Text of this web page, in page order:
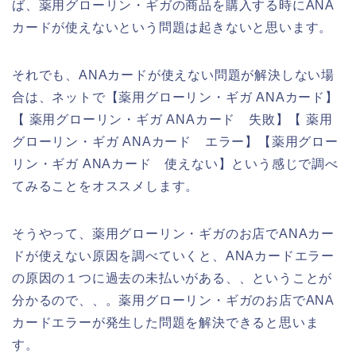
ば、薬用グローリン・ギガの商品を購入する時にANA
カードが使えないという問題は起きないと思います。
それでも、ANAカードが使えない問題が解決しない場
合は、ネットで【薬用グローリン・ギガ ANAカード】
【 薬用グローリン・ギガ ANAカード 失敗】【 薬用
グローリン・ギガ ANAカード エラー】【薬用グロー
リン・ギガ ANAカード 使えない】という感じで調べ
てみることをオススメします。
そうやって、薬用グローリン・ギガのお店でANAカー
ドが使えない原因を調べていくと、ANAカードエラー
の原因の１つに過去の未払いがある、、ということが
分かるので、、。薬用グローリン・ギガのお店でANA
カードエラーが発生した問題を解決できると思いま
す。